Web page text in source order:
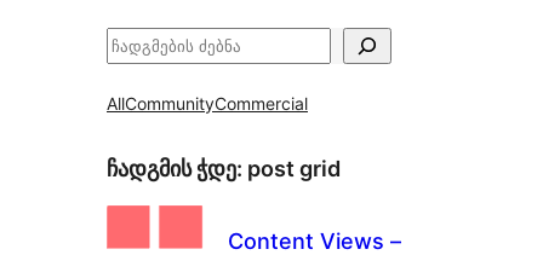
ძებნა
AllCommunityCommercial
ჩადგმის ჭდე: post grid
Content Views –